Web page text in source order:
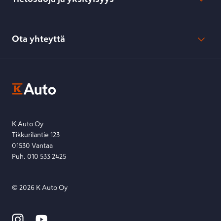
Verkkokaupan peruuttamisilmoitus
Saavutettavuus
Kesko-konsernin verkkoselailurekisteri
K-Ryhmän evästekäytännöt
Ota yhteyttä
Etsi toimipiste
K Auto Oy
Tikkurilantie 123
01530 Vantaa
Puh. 010 533 2425
© 2026 K Auto Oy